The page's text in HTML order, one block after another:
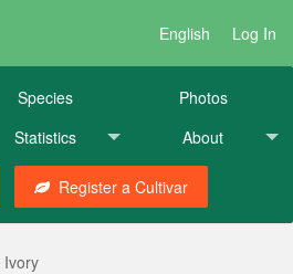
English Log In
Species
Photos
Statistics About
Register a Cultivar
Ivory